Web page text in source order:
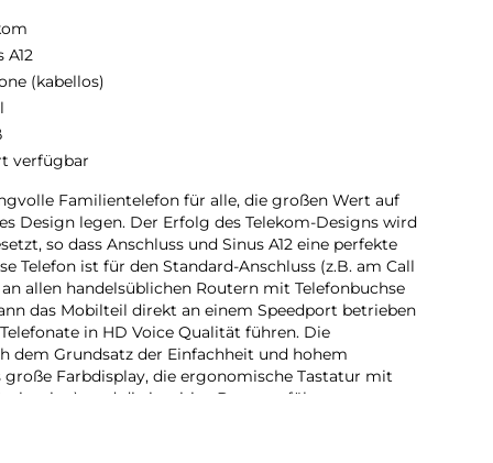
A12
(kabellos)
verfügbar
Familientelefon für alle, die großen Wert auf
Design legen. Der Erfolg des Telekom-Designs wird
so dass Anschluss und Sinus A12 eine perfekte
Telefon ist für den Standard-Anschluss (z.B. am Call
allen handelsüblichen Routern mit Telefonbuchse
das Mobilteil direkt an einem Speedport betrieben
in HD Voice Qualität führen. Die
dem Grundsatz der Einfachheit und hohem
Farbdisplay, die ergonomische Tastatur mit
und die intuitive Benutzerführung